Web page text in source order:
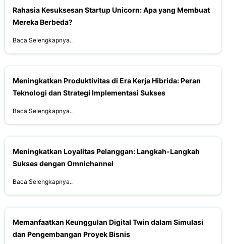
Rahasia Kesuksesan Startup Unicorn: Apa yang Membuat
Mereka Berbeda?
Baca Selengkapnya..
Meningkatkan Produktivitas di Era Kerja Hibrida: Peran
Teknologi dan Strategi Implementasi Sukses
Baca Selengkapnya..
Meningkatkan Loyalitas Pelanggan: Langkah-Langkah
Sukses dengan Omnichannel
Baca Selengkapnya..
Memanfaatkan Keunggulan Digital Twin dalam Simulasi
dan Pengembangan Proyek Bisnis